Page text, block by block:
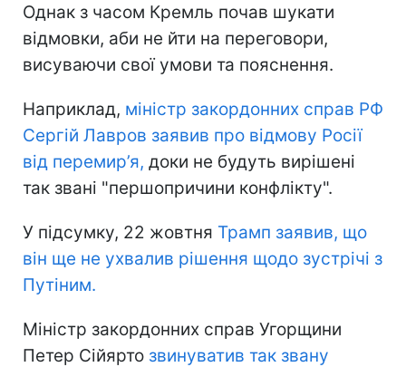
Однак з часом Кремль почав шукати
відмовки, аби не йти на переговори,
висуваючи свої умови та пояснення.
Наприклад, міністр закордонних справ РФ
Сергій Лавров заявив про відмову Росії
від перемир’я, доки не будуть вирішені
так звані "першопричини конфлікту".
У підсумку, 22 жовтня Трамп заявив, що
він ще не ухвалив рішення щодо зустрічі з
Путіним.
Міністр закордонних справ Угорщини
Петер Сійярто звинуватив так звану